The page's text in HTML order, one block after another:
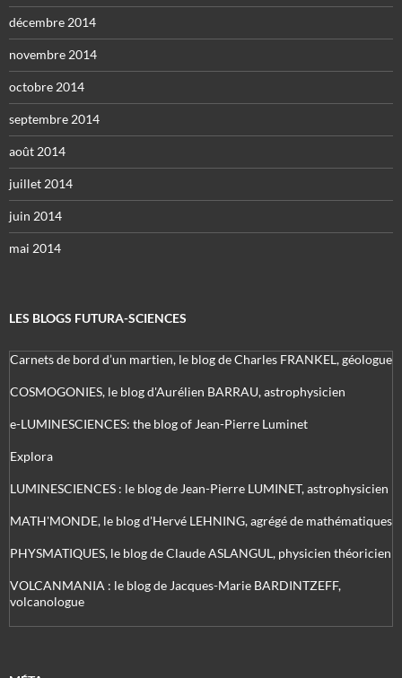
décembre 2014
novembre 2014
octobre 2014
septembre 2014
août 2014
juillet 2014
juin 2014
mai 2014
LES BLOGS FUTURA-SCIENCES
Carnets de bord d’un martien, le blog de Charles FRANKEL, géologue
COSMOGONIES, le blog d'Aurélien BARRAU, astrophysicien
e-LUMINESCIENCES: the blog of Jean-Pierre Luminet
Explora
LUMINESCIENCES : le blog de Jean-Pierre LUMINET, astrophysicien
MATH'MONDE, le blog d'Hervé LEHNING, agrégé de mathématiques
PHYSMATIQUES, le blog de Claude ASLANGUL, physicien théoricien
VOLCANMANIA : le blog de Jacques-Marie BARDINTZEFF,
volcanologue